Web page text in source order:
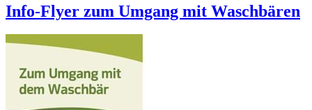
Info-Flyer zum Umgang mit Waschbären